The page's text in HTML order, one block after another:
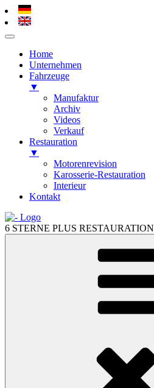
Home
Unternehmen
Fahrzeuge
▼
Manufaktur
Archiv
Videos
Verkauf
Restauration
▼
Motorenrevision
Karosserie-Restauration
Interieur
Kontakt
Zum
Inhalt
springen
6 STERNE PLUS RESTAURATION
Zum